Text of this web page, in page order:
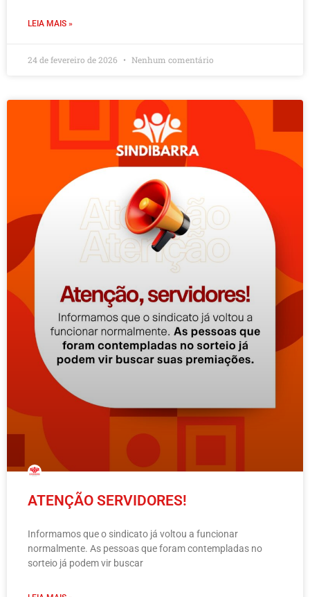
LEIA MAIS »
24 de fevereiro de 2026 Nenhum comentário
ATENÇÃO SERVIDORES!
Informamos que o sindicato já voltou a funcionar
normalmente. As pessoas que foram contempladas no
sorteio já podem vir buscar